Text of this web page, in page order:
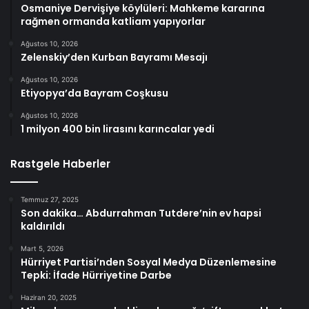
Osmaniye Dervişiye köylüleri: Mahkeme kararına
rağmen ormanda katliam yapıyorlar
Ağustos 10, 2026
Zelenskiy’den Kurban Bayramı Mesajı
Ağustos 10, 2026
Etiyopya’da Bayram Coşkusu
Ağustos 10, 2026
1 milyon 400 bin lirasını karıncalar yedi
Rastgele Haberler
Temmuz 27, 2025
Son dakika… Abdurrahman Tutdere’nin ev hapsi
kaldırıldı
Mart 5, 2026
Hürriyet Partisi’nden Sosyal Medya Düzenlemesine
Tepki: İfade Hürriyetine Darbe
Haziran 20, 2025